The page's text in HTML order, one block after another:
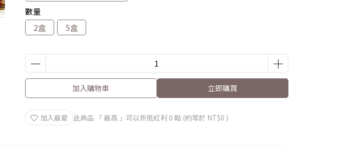
數量
2盒
5盒
加入購物車 立即購買
加入最愛 此商品 「 最高 」可以折抵紅利 0 點 (約等於 NT$0 )